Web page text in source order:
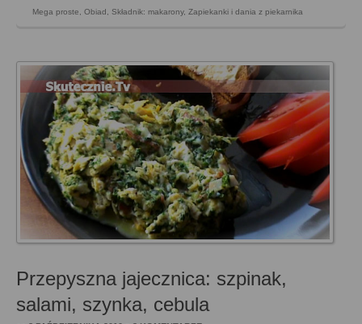
Mega proste, Obiad, Składnik: makarony, Zapiekanki i dania z piekarnika
Przepyszna jajecznica: szpinak,
salami, szynka, cebula